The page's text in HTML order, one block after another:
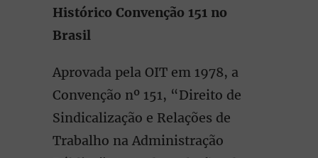
Histórico Convenção 151 no
Brasil
Aprovada pela OIT em 1978, a
Convenção nº 151, “Direito de
Sindicalização e Relações de
Trabalho na Administração